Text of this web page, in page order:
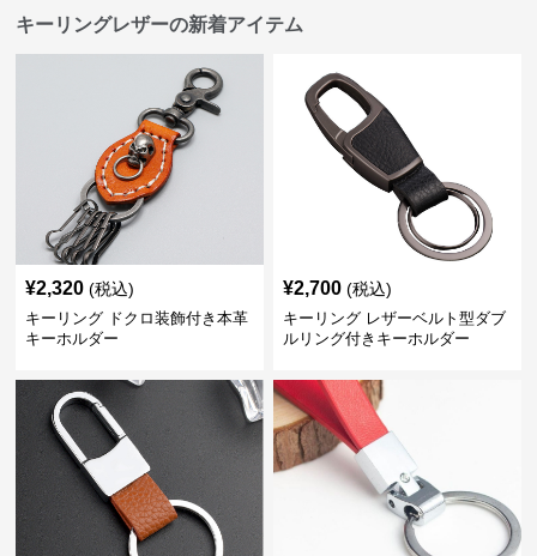
キーリングレザーの新着アイテム
¥2,320 (税込)
キーリング ドクロ装飾付き本革
キーホルダー
¥2,700 (税込)
キーリング レザーベルト型ダブ
ルリング付きキーホルダー